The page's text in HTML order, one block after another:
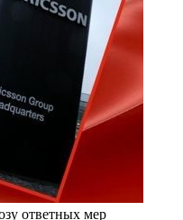
ответных мер